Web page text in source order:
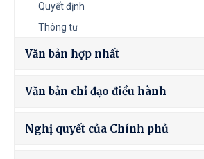
Quyết định
Thông tư
Văn bản hợp nhất
Văn bản chỉ đạo điều hành
Nghị quyết của Chính phủ